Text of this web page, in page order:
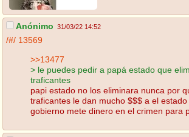
Anónimo 31/03/22 14:52
/#/ 13569
>>13477
> le puedes pedir a papá estado que
traficantes
papi estado no los eliminara nunca por
traficantes le dan mucho $$$ a el
gobierno mete dinero en el crimen para